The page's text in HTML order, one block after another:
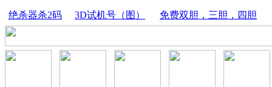
绝杀器杀2码 3D试机号（图） 免费双胆，三胆，四胆